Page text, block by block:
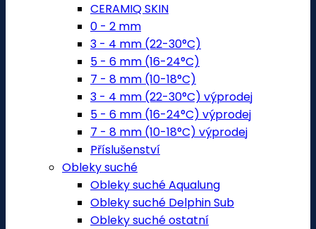
CERAMIQ SKIN
0 - 2 mm
3 - 4 mm (22-30°C)
5 - 6 mm (16-24°C)
7 - 8 mm (10-18°C)
3 - 4 mm (22-30°C) výprodej
5 - 6 mm (16-24°C) výprodej
7 - 8 mm (10-18°C) výprodej
Příslušenství
Obleky suché
Obleky suché Aqualung
Obleky suché Delphin Sub
Obleky suché ostatní